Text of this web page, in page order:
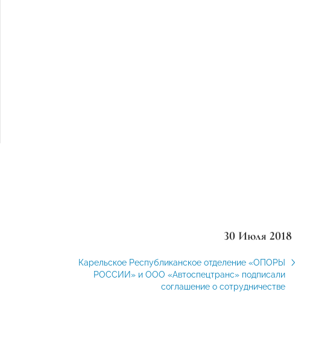
30 Июля 2018
Карельское Республиканское отделение «ОПОРЫ
РОССИИ» и ООО «Автоспецтранс» подписали
соглашение о сотрудничестве